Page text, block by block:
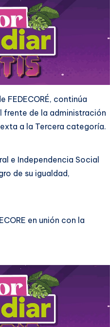
FEDECORÉ, continúa
de la administración
a la Tercera categoría.
e Independencia Social
de su igualdad,
en unión con la